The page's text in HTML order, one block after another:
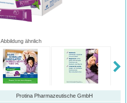
Abbildung ähnlich
Protina Pharmazeutische GmbH